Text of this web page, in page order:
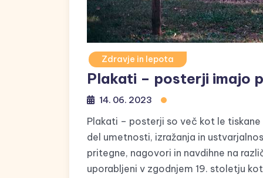
Zdravje in lepota
Plakati – posterji imajo
14. 06. 2023
Plakati – posterji so več kot le
del umetnosti, izražanja in
pritegne, nagovori in navdihne na
uporabljeni v zgodnjem 19. stoletju